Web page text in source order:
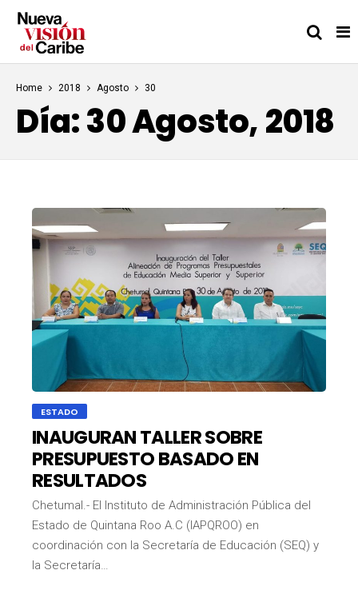
Home 2018 Agosto 30
Día:30 Agosto, 2018
ESTADO
INAUGURAN TALLER SOBRE
PRESUPUESTO BASADO EN
RESULTADOS
Chetumal.- El Instituto de Administración Pública del
Estado de Quintana Roo A.C (IAPQROO) en
coordinación con la Secretaría de Educación (SEQ) y
la Secretaría…